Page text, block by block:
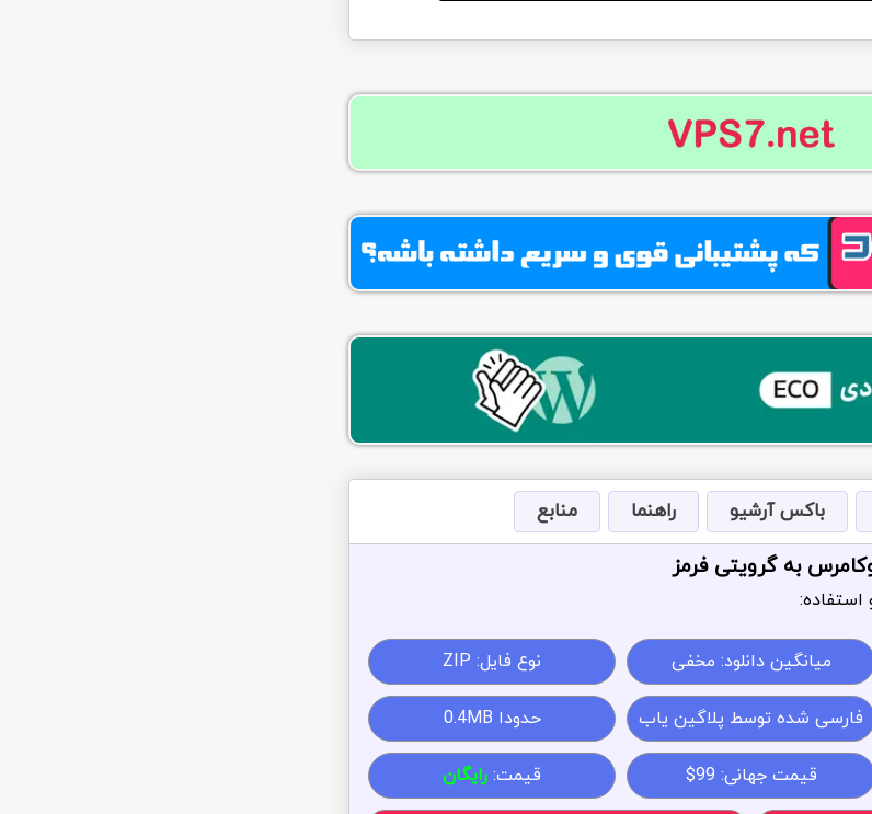
باکس آرشیو راهنما منابع
به گرویتی فرمز
میانگین دانلود: مخفی نوع فایل: ZIP
فارسی شده توسط پلاگین یاب حدودا 0.4MB
قیمت جهانی: 99$ قیمت: رایگان